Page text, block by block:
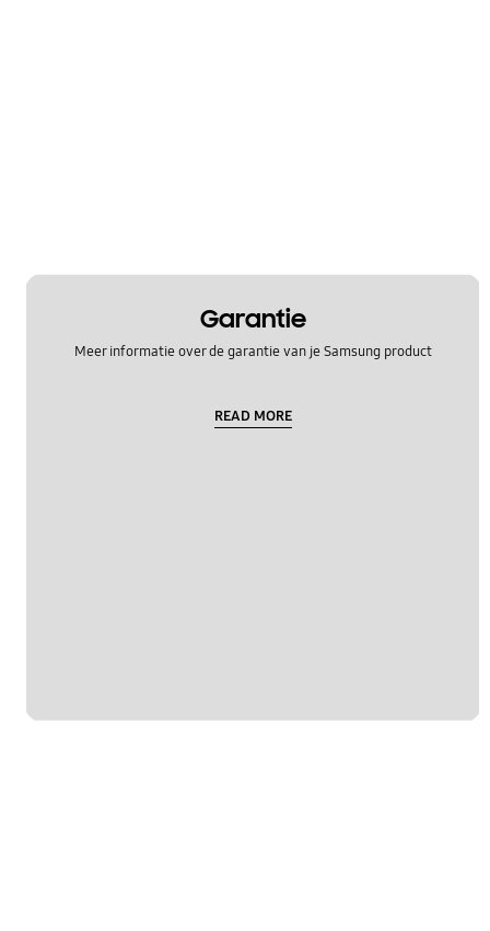
Garantie
Meer informatie over de garantie van je Samsung product
READ MORE